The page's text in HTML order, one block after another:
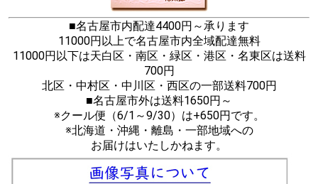
■名古屋市内配達4400円～承ります
11000円以上で名古屋市内全域配達無料
11000円以下は天白区・南区・緑区・港区・名東区は送料
700円
北区・中村区・中川区・西区の一部送料700円
■名古屋市外は送料1650円～
※クール便（6/1～9/30）は+650円です。
※北海道・沖縄・離島・一部地域への
お届けはいたしかねます。